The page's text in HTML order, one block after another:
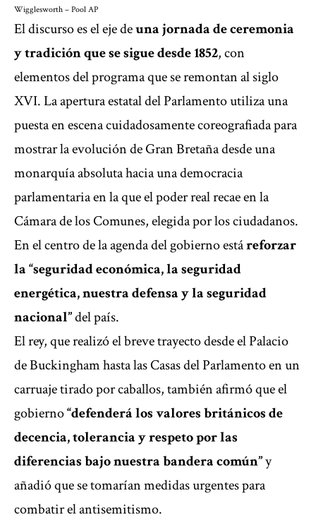
Wigglesworth – Pool AP
El discurso es el eje deuna jornada de ceremonia
y tradición que se sigue desde 1852, con
elementos del programa que se remontan al siglo
XVI. La apertura estatal del Parlamento utiliza una
puesta en escena cuidadosamente coreografiada para
mostrar la evolución de Gran Bretaña desde una
monarquía absoluta hacia una democracia
parlamentaria en la que el poder real recae en la
Cámara de los Comunes, elegida por los ciudadanos.
En el centro de la agenda del gobierno estáreforzar
la “seguridad económica, la seguridad
energética, nuestra defensa y la seguridad
nacional”del país.
El rey, que realizó el breve trayecto desde el Palacio
de Buckingham hasta las Casas del Parlamento en un
carruaje tirado por caballos, también afirmó que el
gobierno“defenderá los valores británicos de
decencia, tolerancia y respeto por las
diferencias bajo nuestra bandera común”y
añadió que se tomarían medidas urgentes para
combatir el antisemitismo.